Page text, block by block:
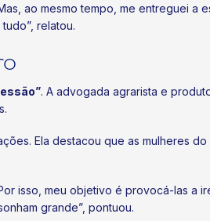
ao mesmo tempo, me entreguei a
relatou.
. A advogada agrarista e
Ela destacou que as mulheres
isso, meu objetivo é provocá-las a
grande”, pontuou.